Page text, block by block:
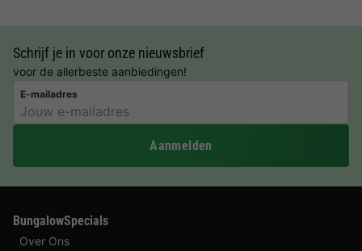
Schrijf je in voor onze nieuwsbrief
voor de allerbeste aanbiedingen!
E-mailadres
Aanmelden
BungalowSpecials
Over Ons